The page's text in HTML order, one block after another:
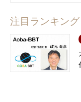
注目ランキング